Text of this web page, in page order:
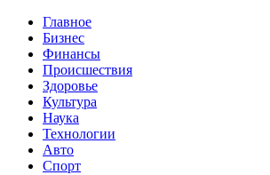
Главное
Бизнес
Финансы
Происшествия
Здоровье
Культура
Наука
Технологии
Авто
Спорт